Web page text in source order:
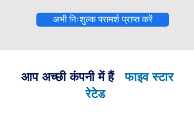
अभी निःशुल्क परामर्श प्राप्त करें
आप अच्छी कंपनी में हैं
फाइव स्टार
रेटेड